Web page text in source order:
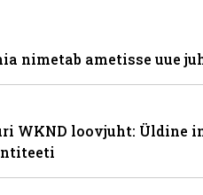
nimetab ametisse uue
WKND loovjuht: Üldine